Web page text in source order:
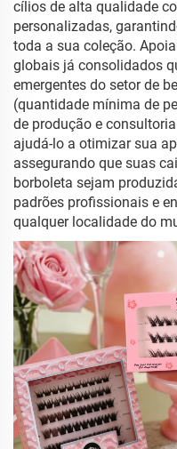
cílios de alta qualidade
personalizadas,
toda a sua coleção.
globais já consolidados
emergentes do setor de
(quantidade mínima de
de produção e
ajudá-lo a otimizar sua
assegurando que suas
borboleta sejam
padrões profissionais e
qualquer localidade do